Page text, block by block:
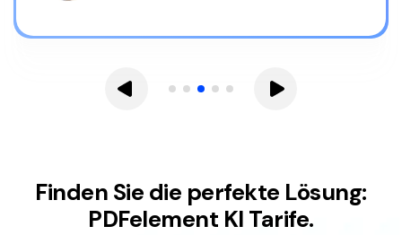
Finden Sie die perfekte Lösung:
PDFelement KI Tarife.